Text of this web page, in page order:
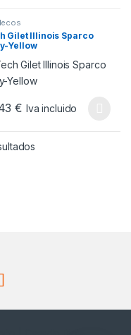
Las opciones se
Gilet Illinois Sparco
Yellow
€ Iva incluido
producto tiene múltiples